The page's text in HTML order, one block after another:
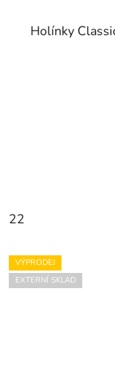
Holínky
22
VÝPRODEJ
EXTERNÍ SKLAD